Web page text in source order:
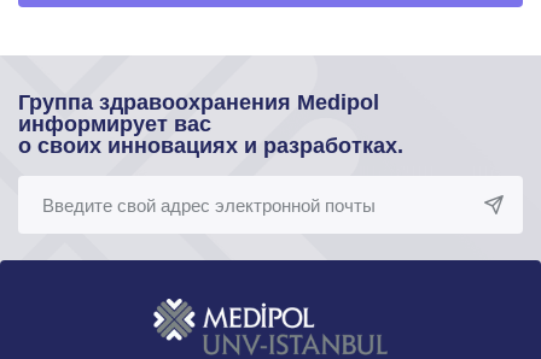
Группа здравоохранения Medipol
информирует вас
о своих инновациях и разработках.